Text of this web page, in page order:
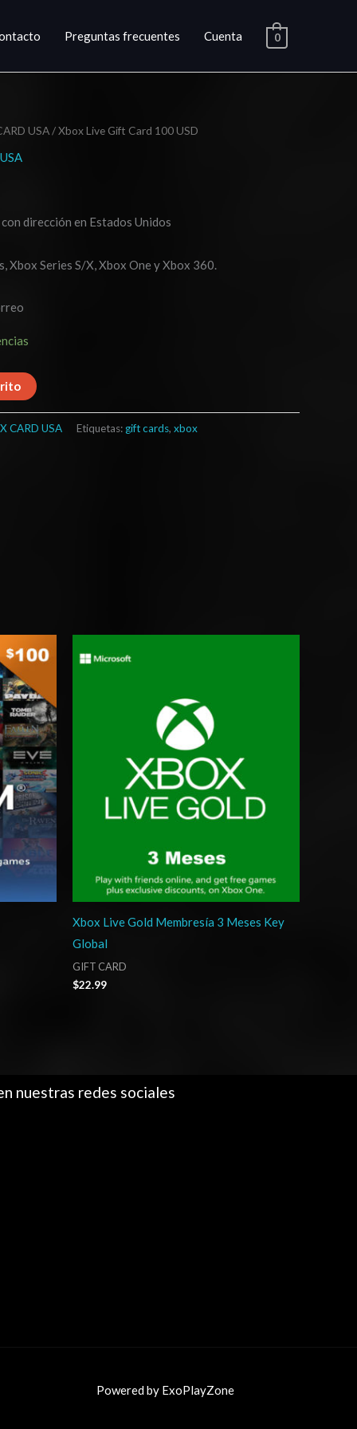
Preguntas frecuentes Cuenta 0
USA/ Xbox Live Gift Card 100 USD
dirección en Estados Unidos
Xbox Series S/X, Xbox One y Xbox 360.
CARD USA Etiquetas: gift cards, xbox
Xbox Live Gold Membresía 3 Meses Key
Global
GIFT CARD
$22.99
nuestras redes sociales
Powered by ExoPlayZone